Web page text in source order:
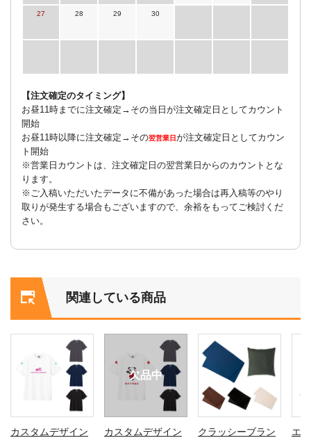
27 28 29 30
【注文確定のタイミング】
お昼11時までに注文確定→その当日が注文確定日としてカウント
開始
お昼11時以降に注文確定→その翌営業日が注文確定日としてカウン
ト開始
※営業日カウントは、注文確定日の翌営業日からのカウントとな
ります。
※ご入稿いただいたデータに不備があった場合は再入稿等のやり
取りが発生する場合もございますので、余裕をもってご検討くだ
さい。
関連している商品
カスタムデザイン
欠品中
カスタムデザイン
クラッシーブラン
エ